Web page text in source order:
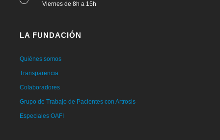
Viernes de 8h a 15h
LA FUNDACIÓN
Quiénes somos
Transparencia
Colaboradores
Grupo de Trabajo de Pacientes con Artrosis
Especiales OAFI